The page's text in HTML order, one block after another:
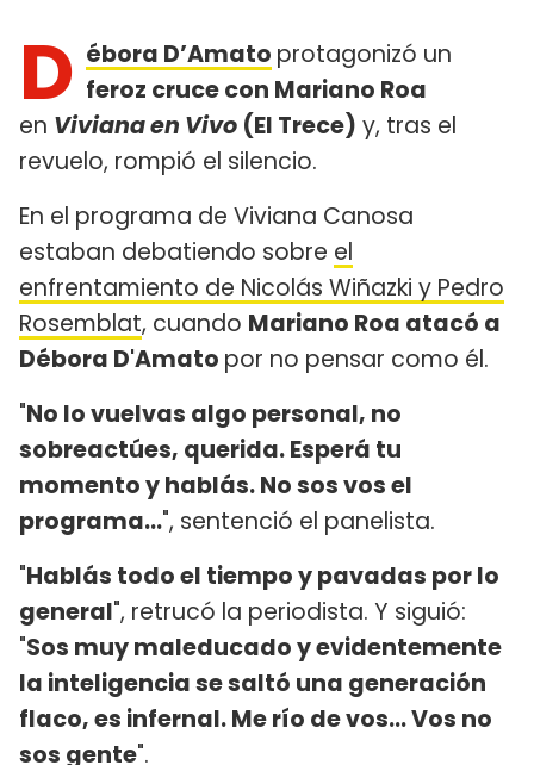
D ébora D’Amato protagonizó un
feroz cruce con Mariano Roa
en Viviana en Vivo (El Trece) y, tras el
revuelo, rompió el silencio.
En el programa de Viviana Canosa
estaban debatiendo sobre el
enfrentamiento de Nicolás Wiñazki y Pedro
Rosemblat, cuando Mariano Roa atacó a
Débora D'Amato por no pensar como él.
"No lo vuelvas algo personal, no
sobreactúes, querida. Esperá tu
momento y hablás. No sos vos el
programa...", sentenció el panelista.
"Hablás todo el tiempo y pavadas por lo
general", retrucó la periodista. Y siguió:
"Sos muy maleducado y evidentemente
la inteligencia se saltó una generación
flaco, es infernal. Me río de vos... Vos no
sos gente".